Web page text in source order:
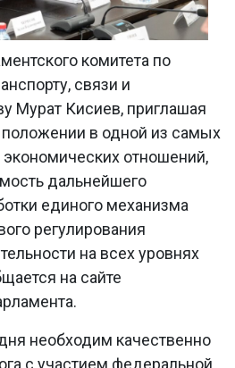
комитета по
связи и
Мурат Кисиев, приглашая
положении в одной из самых
отношений,
дальнейшего
единого механизма
регулирования
на всех уровнях
на сайте
необходим качественно
с участием федеральной